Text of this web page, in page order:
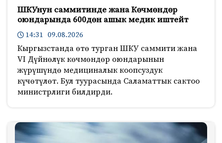
ШКУнун саммитинде жана Көчмөндөр
оюндарында 600дөн ашык медик иштейт
14:31 09.08.2026
Кыргызстанда өтө турган ШКУ саммити жана
VI Дүйнөлүк көчмөндөр оюндарынын
жүрүшүндө медициналык коопсуздук
күчөтүлөт. Бул туурасында Саламаттык сактоо
министрлиги билдирди.